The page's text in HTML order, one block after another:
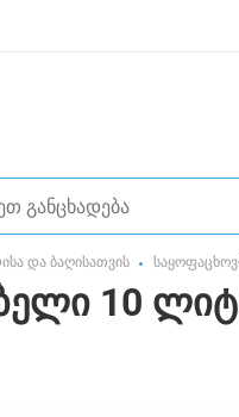
და ბაღისათვის
10